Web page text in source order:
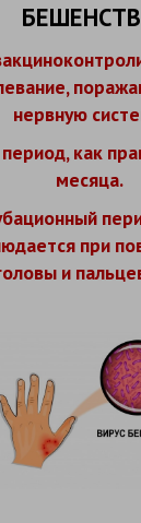
нервную
как
месяца.
при
и